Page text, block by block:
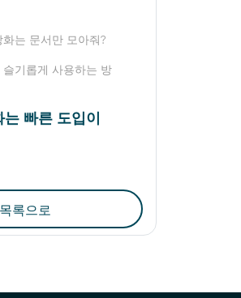
스
트
는 문서만 모아줘?
기롭게 사용하는 방
빠른 도입이
목록으로